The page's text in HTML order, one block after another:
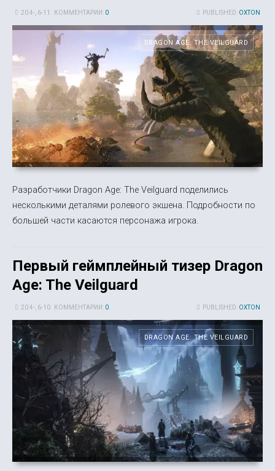
PUBLISHED: OXTON
20 4-, 6-11 КОММЕНТАРИИ: 0
DRAGON AGE: THE VEILGUARD
Разработчики Dragon Age: The Veilguard поделились
несколькими деталями ролевого экшена. Подробности по
большей части касаются персонажа игрока.
Первый геймплейный тизер Dragon
Age: The Veilguard
PUBLISHED: OXTON
20 4-, 6-10 КОММЕНТАРИИ: 0
DRAGON AGE: THE VEILGUARD